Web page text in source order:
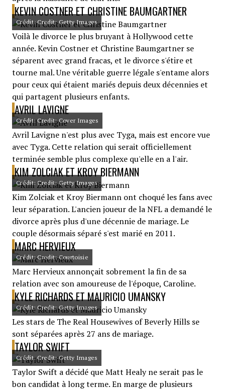
KEVIN COSTNER ET CHRISTINE BAUMGARTNER
Crédit: Credit: Getty Images
Voilà le divorce le plus bruyant à Hollywood cette
année. Kevin Costner et Christine Baumgartner se
séparent avec grand fracas, et le divorce s'étire et
tourne mal. Une véritable guerre légale s'entame alors
pour ceux qui étaient mariés depuis deux décennies et
qui partagent plusieurs enfants.
AVRIL LAVIGNE
Crédit: Credit: Cover Images
Avril Lavigne n'est plus avec Tyga, mais est encore vue
avec Tyga. Cette relation qui serait officiellement
terminée semble plus complexe qu'elle en a l'air.
KIM ZOLCIAK ET KROY BIERMANN
Crédit: Credit: Getty Images
Kim Zolciak et Kroy Biermann ont choqué les fans avec
leur séparation. L'ancien joueur de la NFL a demandé le
divorce après plus d'une décennie de mariage. Le
couple désormais séparé s'est marié en 2011.
MARC HERVIEUX
Crédit: Credit: Courtoisie
Marc Hervieux annonçait sobrement la fin de sa
relation avec son amoureuse de l'époque, Caroline.
KYLE RICHARDS ET MAURICIO UMANSKY
Crédit: Credit: Getty Images
Les stars de The Real Housewives of Beverly Hills se
sont séparées après 27 ans de mariage.
TAYLOR SWIFT
Crédit: Credit: Getty Images
Taylor Swift a décidé que Matt Healy ne serait pas le
bon candidat à long terme. En marge de plusieurs